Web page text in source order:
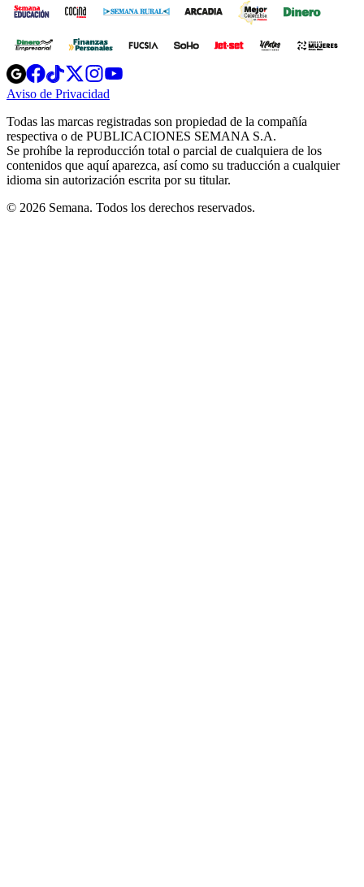
Opens
in
new
Opens
in
new
Opens
in
new
window
Opens
new
windowwindow
Aviso de Privacidad
new
window
Todas las marcas registradas son propiedad de la compañía
respectiva o de PUBLICACIONES SEMANA S.A.
Se prohíbe la reproducción total o parcial de cualquiera de los
contenidos que aquí aparezca, así como su traducción a cualquier
idioma sin autorización escrita por su titular.
© 2026 Semana. Todos los derechos reservados.